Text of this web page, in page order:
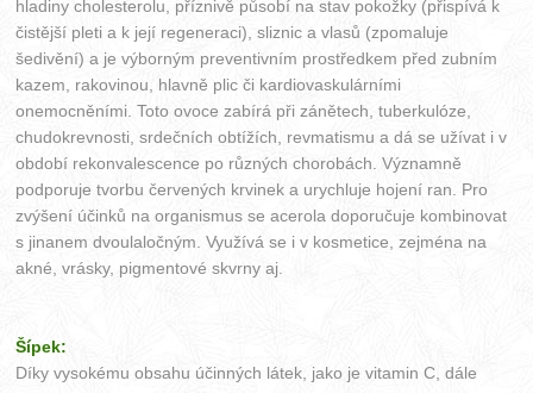
hladiny cholesterolu, příznivě působí na stav pokožky (přispívá k
čistější pleti a k její regeneraci), sliznic a vlasů (zpomaluje
šedivění) a je výborným preventivním prostředkem před zubním
kazem, rakovinou, hlavně plic či kardiovaskulárními
onemocněními. Toto ovoce zabírá při zánětech, tuberkulóze,
chudokrevnosti, srdečních obtížích, revmatismu a dá se užívat i v
období rekonvalescence po různých chorobách. Významně
podporuje tvorbu červených krvinek a urychluje hojení ran. Pro
zvýšení účinků na organismus se acerola doporučuje kombinovat
s jinanem dvoulaločným. Využívá se i v kosmetice, zejména na
akné, vrásky, pigmentové skvrny aj.
Šípek:
Díky vysokému obsahu účinných látek, jako je vitamin C, dále